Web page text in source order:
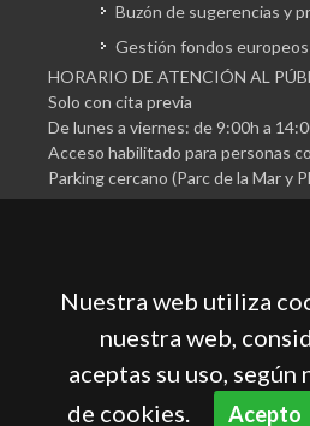
Buzón de sugerencias y
Gestión fondos europeos
HORARIO DE ATENCIÓN AL
Solo con cita previa
De lunes a viernes: de 9:00h a
Acceso habilitado para personas
Parking cercano (Parc de la Mar y
Cámara Oficial de Comercio,
Navegación de
Nuestra web utiliza
nuestra web,
aceptas su uso,
de cookies.
Acepto